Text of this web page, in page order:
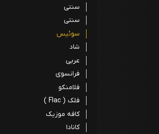
سنتی
سنتی
سوئیس
شاد
عربی
فرانسوی
فلامنکو
فلک ( Flac )
کافه موزیک
کانادا